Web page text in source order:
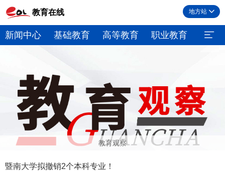
教育在线 地方站
新闻中心 基础教育 高等教育 职业教育 继续
教育观察
暨南大学拟撤销2个本科专业！